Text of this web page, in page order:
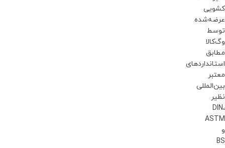
کشویی
عرضه‌شده
توسط
وگ‌کالا
مطابق
استانداردهای
معتبر
بین‌المللی
نظیر
DIN،
ASTM
و
BS